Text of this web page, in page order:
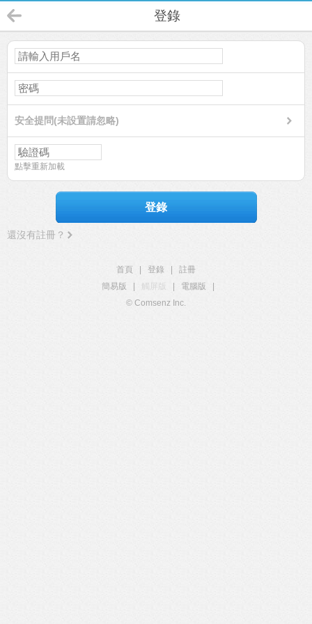
登錄
安全提問(未設置請忽略)
點擊重新加載
登錄
還沒有註冊？
首頁 登錄
註冊
簡易版
觸屏版 電腦版
© Comsenz Inc.